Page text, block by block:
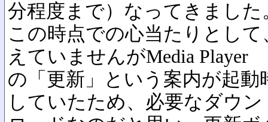
分程度まで）なってきました
この時点での心当たりとし
えていませんがMedia Player
の「更新」という案内が起
していたため、必要なダウン